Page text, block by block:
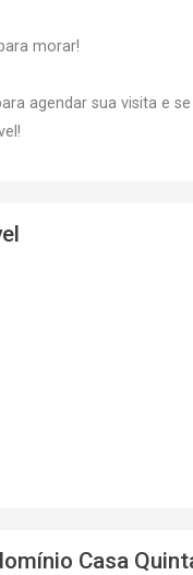
morar!
agendar sua visita e
Casa